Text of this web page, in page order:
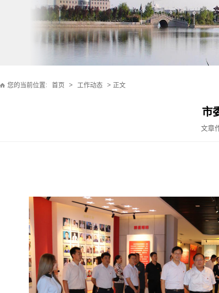
您的当前位置: 首页 > 工作动态 > 正文
市
文章